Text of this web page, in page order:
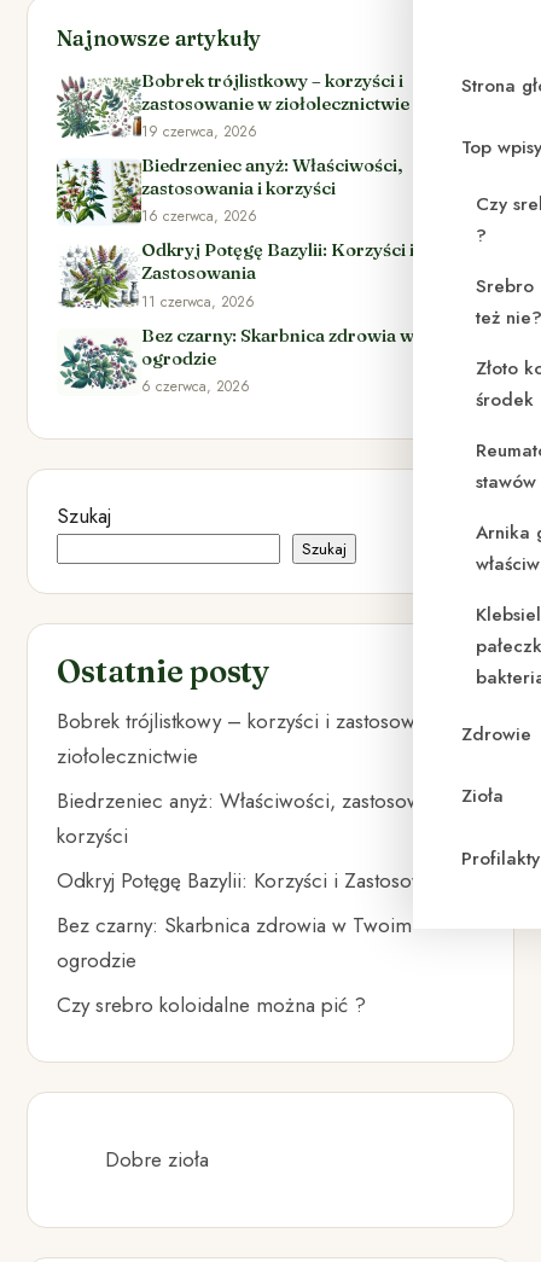
Strona
Top
Czy
?
też
Złoto
środek
Arnika
Zdrowie
Zioła
Najnowsze artykuły
Bobrek trójlistkowy – korzyści i
zastosowanie w ziołolecznictwie
19 czerwca, 2026
Biedrzeniec anyż: Właściwości,
zastosowania i korzyści
16 czerwca, 2026
Odkryj Potęgę Bazylii: Korzyści i
Zastosowania
11 czerwca, 2026
Bez czarny: Skarbnica zdrowia w Twoim
ogrodzie
6 czerwca, 2026
Szukaj
Szukaj
Ostatnie posty
Bobrek trójlistkowy – korzyści i zastosowanie w
ziołolecznictwie
Biedrzeniec anyż: Właściwości, zastosowania i
korzyści
Odkryj Potęgę Bazylii: Korzyści i Zastosowania
Bez czarny: Skarbnica zdrowia w Twoim
ogrodzie
Czy srebro koloidalne można pić ?
Dobre zioła